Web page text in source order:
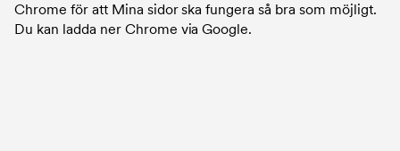
Chrome för att Mina sidor ska fungera så bra som möjligt.
Du kan ladda ner Chrome via Google.